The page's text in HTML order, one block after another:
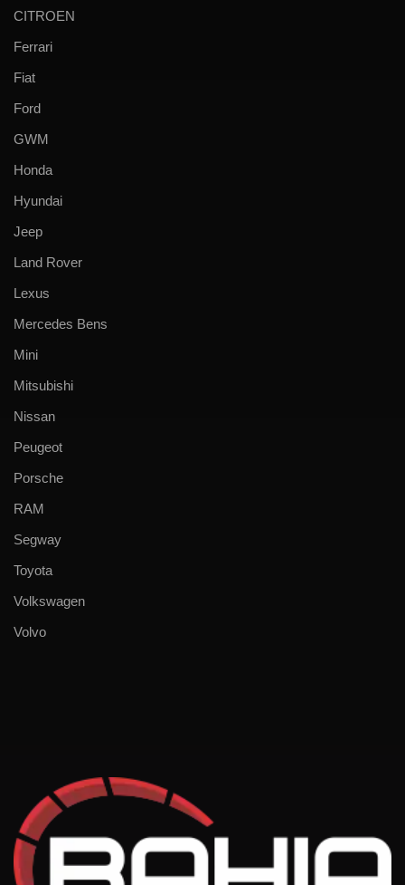
CITROEN
Ferrari
Fiat
Ford
GWM
Honda
Hyundai
Jeep
Land Rover
Lexus
Mercedes Bens
Mini
Mitsubishi
Nissan
Peugeot
Porsche
RAM
Segway
Toyota
Volkswagen
Volvo